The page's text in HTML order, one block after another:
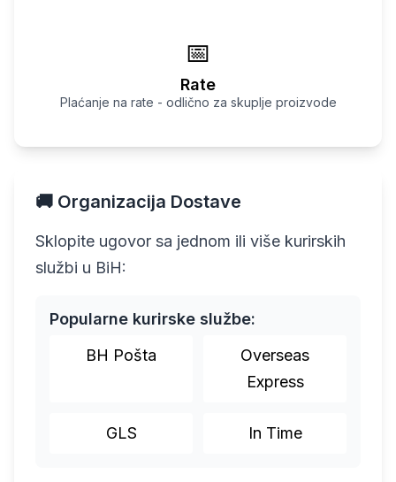
📅
Rate
Plaćanje na rate - odlično za skuplje proizvode
🚚 Organizacija Dostave
Sklopite ugovor sa jednom ili više kurirskih
službi u BiH:
Popularne kurirske službe:
BH Pošta
Overseas
Express
GLS In Time